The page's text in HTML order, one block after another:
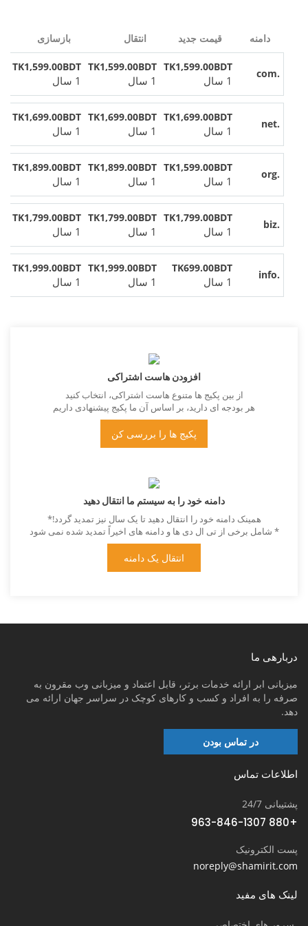
دامنه قیمت جدید انتقال بازسازی
.com
TK1,599.00BDT
1 سال
TK1,599.00BDT
1 سال
TK1,599.00BDT
1 سال
.net
TK1,699.00BDT
1 سال
TK1,699.00BDT
1 سال
TK1,699.00BDT
1 سال
.org
TK1,599.00BDT
1 سال
TK1,899.00BDT
1 سال
TK1,899.00BDT
1 سال
.biz
TK1,799.00BDT
1 سال
TK1,799.00BDT
1 سال
TK1,799.00BDT
1 سال
.info
TK699.00BDT
1 سال
TK1,999.00BDT
1 سال
TK1,999.00BDT
1 سال
افزودن هاست اشتراکی
از بین پکیج ها متنوع هاست اشتراکی، انتخاب کنید
هر بودجه ای دارید، بر اساس آن ما پکیج پیشنهادی داریم
پکیج ها را بررسی کن
دامنه خود را به سیستم ما انتقال دهید
همینک دامنه خود را انتقال دهید تا یک سال نیز تمدید گردد!*
* شامل برخی از تی ال دی ها و دامنه های اخیراً تمدید شده نمی شود
انتقال یک دامنه
دربارهی ما
میزبانی ابر ارائه خدمات برتر، قابل اعتماد و میزبانی وب مقرون به
صرفه را به افراد و کسب و کارهای کوچک در سراسر جهان ارائه می
دهد.
در تماس بودن
اطلاعات تماس
پشتیبانی 24/7
+880 963-846-1307
پست الکترونیک
noreply@shamirit.com
لینک های مفید